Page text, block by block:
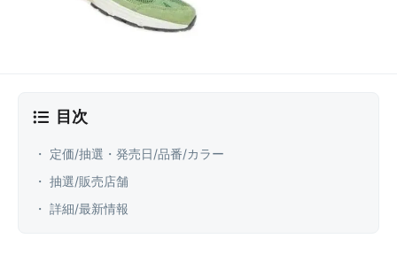
目次
・ 定価/抽選・発売日/品番/カラー
・ 抽選/販売店舗
・ 詳細/最新情報